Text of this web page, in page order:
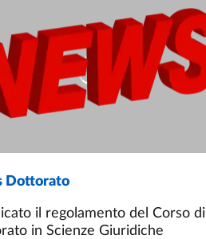
Dottorato
il regolamento del Corso di
in Scienze Giuridiche